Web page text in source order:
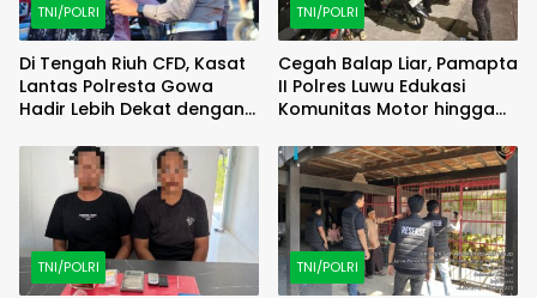
TNI/POLRI
Di Tengah Riuh CFD, Kasat
Lantas Polresta Gowa
Hadir Lebih Dekat dengan
TNI/POLRI
Cegah Balap Liar, Pamapta
II Polres Luwu Edukasi
Komunitas Motor hingga
TNI/POLRI TNI/POLRI